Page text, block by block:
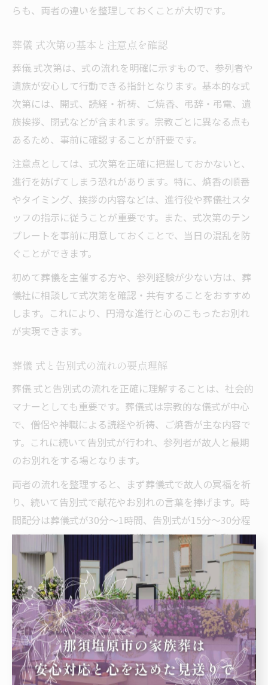
らも、両者の違いを整理しておくことが大切です。
葬儀 式次第の基本と注意点を確認
葬儀 式次第は、式の流れを明確に示すもので、参列者や
遺族が安心して行動できる指針となります。基本的な式
次第には、開式、読経・祈祷、ご焼香、弔辞・弔電、遺
族挨拶、閉式などが含まれます。宗教ごとに異なる点も
あるため、事前に確認することが肝要です。
注意点としては、式次第を正確に把握しておかないと、
進行を妨げてしまう恐れがあります。特に、焼香の順番
やタイミング、挨拶の内容などは、進行役や葬儀社スタ
ッフの指示に従うことが重要です。また、式次第のテン
プレートを事前に用意しておくことで、当日の混乱を防
ぐことができます。
初めて葬儀を主催する方や、参列経験が少ない方は、葬
儀社に相談して式次第を確認・共有することをおすすめ
します。これにより、円滑な進行と心のこもったお別れ
が実現できます。
葬儀 式と告別式の流れの要点理解
葬儀 式と告別式の流れを正確に理解することは、社会的
マナーとしても重要です。葬儀式は宗教的な儀式が中心
で、僧侶や神職による読経や祈祷、ご焼香が主な内容で
す。これに続いて告別式が行われ、参列者が故人と最期
のお別れをする場となります。
両者の流れを整理すると、まず葬儀式で故人の冥福を祈
り、続いて告別式で献花やお別れの言葉を捧げます。時
間配分は葬儀式が30分〜1時間、告別式が15分〜30分程
度が一般的です。ただし、規模や形式によって変動する
ため、事前に確認しておきましょう。
このように、葬儀 式と告別式の違いを理解し、流れを把
握しておくことで、参列時の不安や戸惑いを減らし、落
ち着いて行動できます。特に「葬儀と告別式は同じもの
か？」という疑問に対しても、明確に説明できるように
なります。